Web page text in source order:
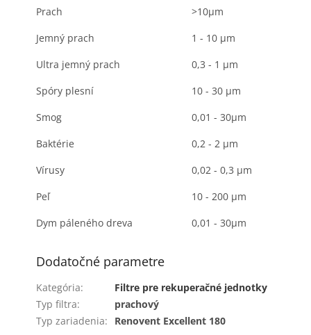
Prach
>10μm
Jemný prach
1 - 10 μm
Ultra jemný prach
0,3 - 1 μm
Spóry plesní
10 - 30 μm
Smog
0,01 - 30μm
Baktérie
0,2 - 2 μm
Vírusy
0,02 - 0,3 μm
Peľ
10 - 200 μm
Dym páleného dreva
0,01 - 30μm
Dodatočné parametre
Kategória:
Filtre pre rekuperačné jednotky
Typ filtra:
prachový
Typ zariadenia: Renovent Excellent 180